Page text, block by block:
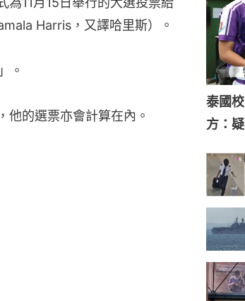
Harris，又譯哈里斯）。
。
他的選票亦會計算在內。
泰國
方：